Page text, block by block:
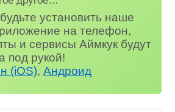
установить наше
на телефон,
и сервисы Аймкук будут
под рукой!
(iOS),Андроид